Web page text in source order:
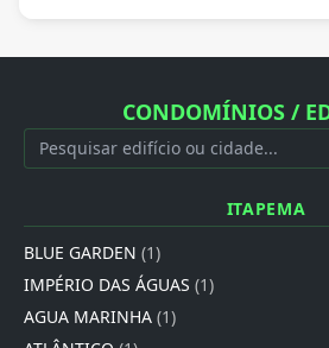
CONDOMÍNIOS /
ITAPEMA
BLUE GARDEN (1)
IMPÉRIO DAS ÁGUAS (1)
AGUA MARINHA (1)